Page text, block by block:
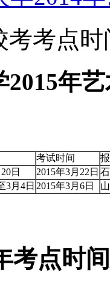
考考点时
2015年
考试时间
日 2015年3月22日
3月4日 2015年3月6日
考点时